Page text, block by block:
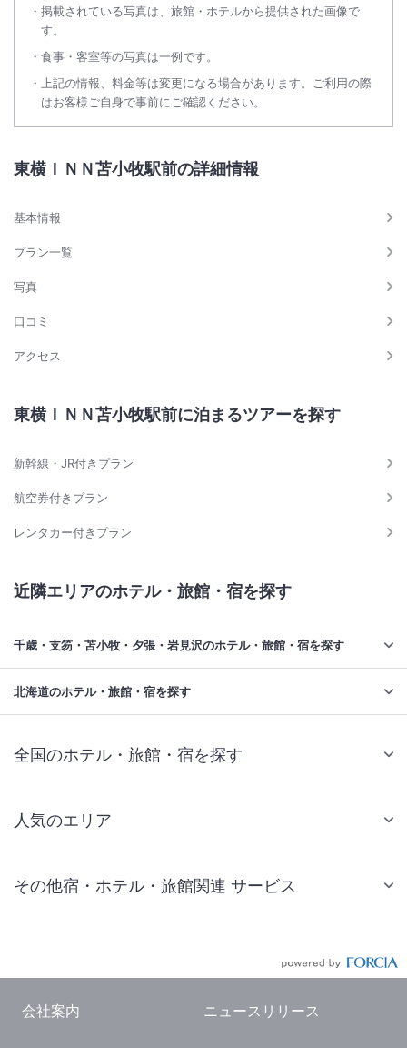
掲載されている写真は、旅館・ホテルから提供された画像で
す。
食事・客室等の写真は一例です。
上記の情報、料金等は変更になる場合があります。ご利用の際
はお客様ご自身で事前にご確認ください。
東横ＩＮＮ苫小牧駅前の詳細情報
基本情報
プラン一覧
写真
口コミ
アクセス
東横ＩＮＮ苫小牧駅前に泊まるツアーを探す
新幹線・JR付きプラン
航空券付きプラン
レンタカー付きプラン
近隣エリアのホテル・旅館・宿を探す
千歳・支笏・苫小牧・夕張・岩見沢のホテル・旅館・宿を探す
北海道のホテル・旅館・宿を探す
全国のホテル・旅館・宿を探す
人気のエリア
仙台 ホテル
東京ドーム ホテル
その他宿・ホテル・旅館関連 サービス
会社案内 ニュースリリース